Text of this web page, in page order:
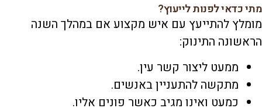
מתי כדאי לפנות לייעוץ?
מומלץ להתייעץ עם איש מקצוע אם במהלך השנה
הראשונה התינוק:
ממעט ליצור קשר עין.
מתקשה להתעניין באנשים.
כמעט ואינו מגיב כאשר פונים אליו.